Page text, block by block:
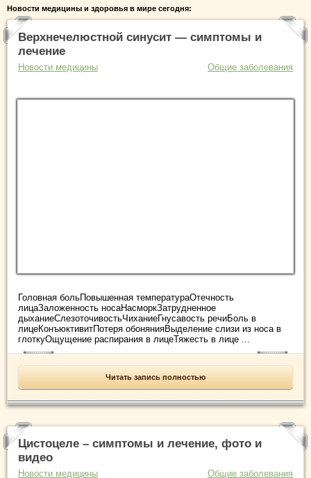
Новости медицины и здоровья в мире сегодня:
Верхнечелюстной синусит — симптомы и
лечение
Новости медицины Общие заболевания
Головная больПовышенная температураОтечность
лицаЗаложенность носаНасморкЗатрудненное
дыханиеСлезоточивостьЧиханиеГнусавость речиБоль в
лицеКонъюктивитПотеря обонянияВыделение слизи из носа в
глоткуОщущение распирания в лицеТяжесть в лице ...
Читать запись полностью
Цистоцеле – симптомы и лечение, фото и
видео
Новости медицины Общие заболевания